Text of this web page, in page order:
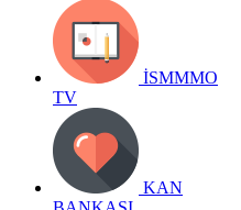
İSMMMO
TV
KAN